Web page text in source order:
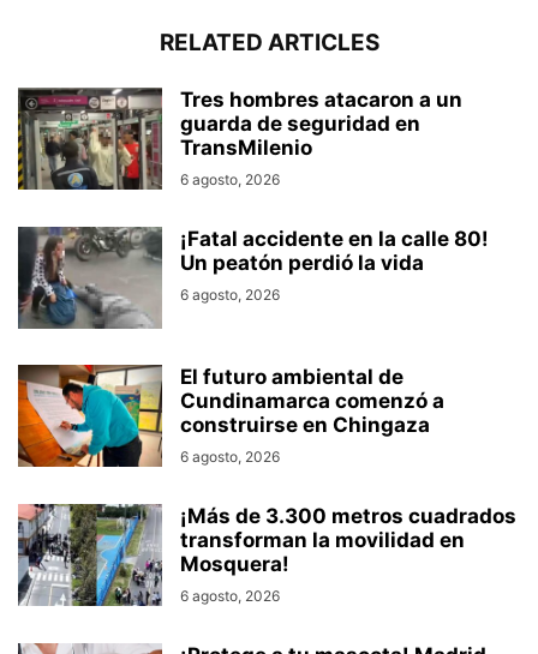
RELATED ARTICLES
Tres hombres atacaron a un
guarda de seguridad en
TransMilenio
6 agosto, 2026
¡Fatal accidente en la calle 80!
Un peatón perdió la vida
6 agosto, 2026
El futuro ambiental de
Cundinamarca comenzó a
construirse en Chingaza
6 agosto, 2026
¡Más de 3.300 metros cuadrados
transforman la movilidad en
Mosquera!
6 agosto, 2026